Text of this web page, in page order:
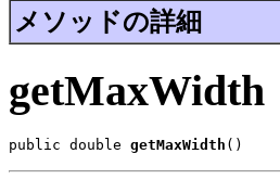
メソッドの詳細
getMaxWidth
public double getMaxWidth ()